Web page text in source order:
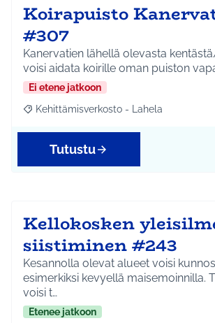
Koirapuisto
#307
Kanervatien lähellä olevasta
voisi aidata koirille oman puiston
Ei etene jatkoon
Rajaa tulokset aihepiirin mukaan:
Kehittämisverkosto - Lahela
Tutustu
Kellokosken
siistiminen #243
Kesannolla olevat alueet voisi
esimerkiksi kevyellä maisemoinnilla.
voisi t…
Etenee jatkoon